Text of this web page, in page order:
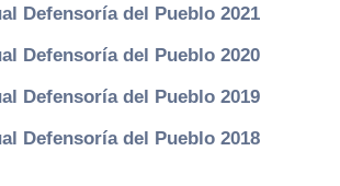
Defensoría del Pueblo 2021
Defensoría del Pueblo 2020
Defensoría del Pueblo 2019
Defensoría del Pueblo 2018